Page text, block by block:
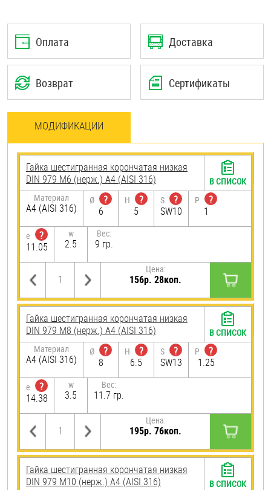
Оплата Доставка
Возврат Сертификаты
МОДИФИКАЦИИ
Гайка шестигранная корончатая низкая
DIN 979 М6 (нерж.) A4 (AISI 316)
Материал
A4 (AISI 316)
Ø
?
6
H
?
5
S
?
SW10
P
?
1
e
?
11.05
w
2.5
Вес:
9 гр.
Цена:
156р. 28коп.
В СПИСОК
Гайка шестигранная корончатая низкая
DIN 979 М8 (нерж.) A4 (AISI 316)
Материал
A4 (AISI 316)
Ø
?
8
H
?
6.5
S
?
SW13
P
?
1.25
e
?
14.38
w
3.5
Вес:
11.7 гр.
Цена:
195р. 76коп.
В СПИСОК
Гайка шестигранная корончатая низкая
DIN 979 М10 (нерж.) A4 (AISI 316)
В СПИСОК